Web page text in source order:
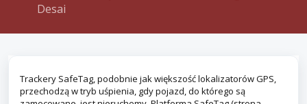
Desai
Trackery SafeTag, podobnie jak większość lokalizatorów GPS,
przechodzą w tryb uśpienia, gdy pojazd, do którego są